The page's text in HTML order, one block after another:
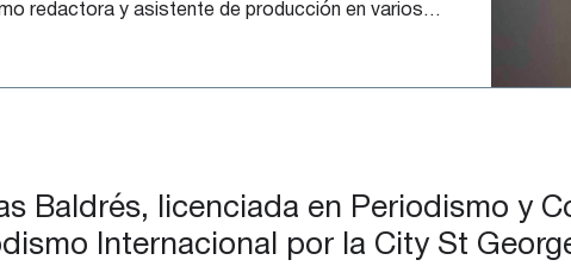
redactora y asistente de producción en varios
parte del Gabinete de Prensa del Senado y
Baldrés, licenciada en Periodismo y
Internacional por la City St